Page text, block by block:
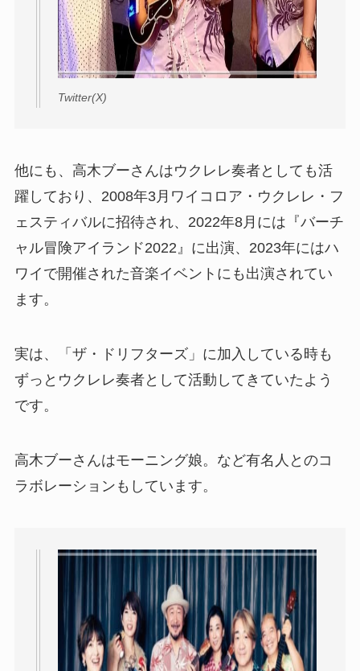
Twitter(X)
他にも、高木ブーさんはウクレレ奏者としても活
躍しており、2008年3月ワイコロア・ウクレレ・フ
ェスティバルに招待され、2022年8月には『バーチ
ャル冒険アイランド2022』に出演、2023年にはハ
ワイで開催された音楽イベントにも出演されてい
ます。
実は、「ザ・ドリフターズ」に加入している時も
ずっとウクレレ奏者として活動してきていたよう
です。
高木ブーさんはモーニング娘。など有名人とのコ
ラボレーションもしています。